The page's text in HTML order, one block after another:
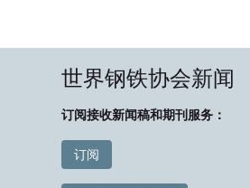
世界钢铁协会新闻
订阅接收新闻稿和期刊服务：
订阅